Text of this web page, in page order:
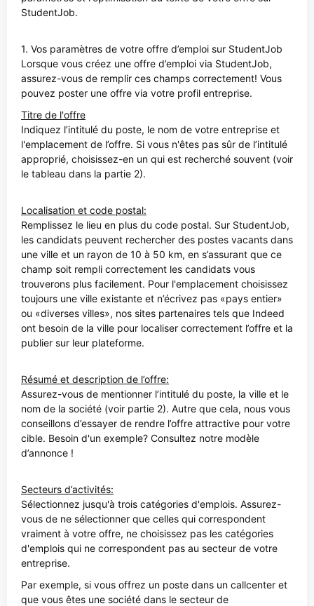
StudentJob.
1. Vos paramètres de votre offre d’emploi sur StudentJob
Lorsque vous créez une offre d’emploi via StudentJob,
assurez-vous de remplir ces champs correctement! Vous
pouvez poster une offre via votre profil entreprise.
Titre de l'offre
Indiquez l’intitulé du poste, le nom de votre entreprise et
l'emplacement de l’offre. Si vous n'êtes pas sûr de l’intitulé
approprié, choisissez-en un qui est recherché souvent (voir
le tableau dans la partie 2).
Localisation et code postal:
Remplissez le lieu en plus du code postal. Sur StudentJob,
les candidats peuvent rechercher des postes vacants dans
une ville et un rayon de 10 à 50 km, en s’assurant que ce
champ soit rempli correctement les candidats vous
trouverons plus facilement. Pour l'emplacement choisissez
toujours une ville existante et n’écrivez pas «pays entier»
ou «diverses villes», nos sites partenaires tels que Indeed
ont besoin de la ville pour localiser correctement l’offre et la
publier sur leur plateforme.
Résumé et description de l’offre:
Assurez-vous de mentionner l’intitulé du poste, la ville et le
nom de la société (voir partie 2). Autre que cela, nous vous
conseillons d’essayer de rendre l’offre attractive pour votre
cible. Besoin d'un exemple? Consultez notre modèle
d’annonce !
Secteurs d’activités:
Sélectionnez jusqu'à trois catégories d'emplois. Assurez-
vous de ne sélectionner que celles qui correspondent
vraiment à votre offre, ne choisissez pas les catégories
d'emplois qui ne correspondent pas au secteur de votre
entreprise.
Par exemple, si vous offrez un poste dans un callcenter et
que vous êtes une société dans le secteur de